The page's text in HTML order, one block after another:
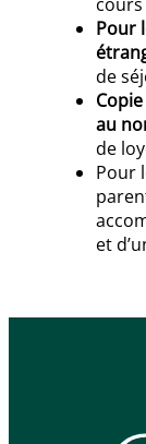
Pour
de
au
de
Pour
et